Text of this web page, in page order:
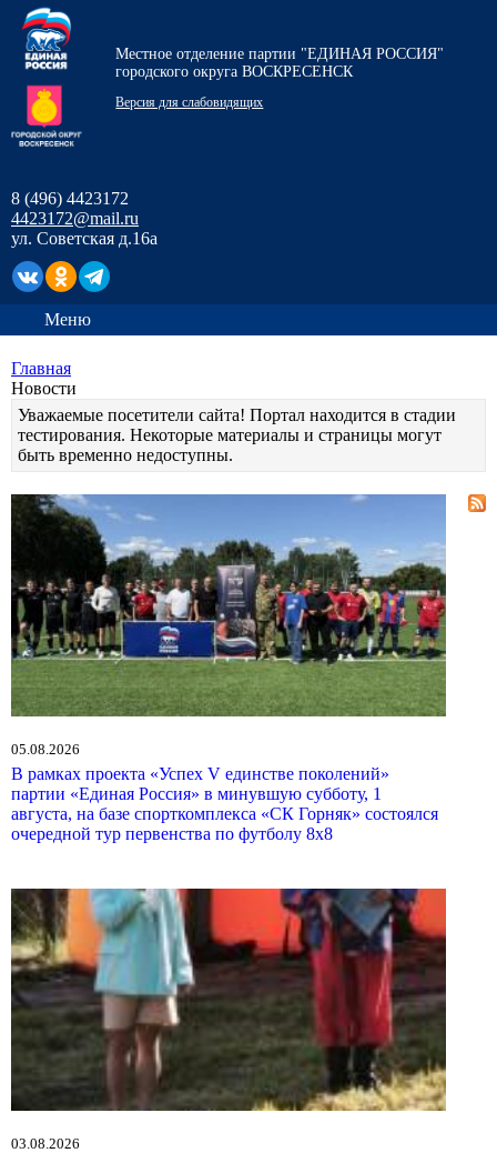
Местное отделение партии "ЕДИНАЯ РОССИЯ"
городского округа ВОСКРЕСЕНСК
Версия для слабовидящих
8 (496) 4423172
4423172@mail.ru
ул. Советская д.16а
Меню
Главная
Новости
Уважаемые посетители сайта! Портал находится в стадии
тестирования. Некоторые материалы и страницы могут
быть временно недоступны.
05.08.2026
В рамках проекта «Успех V единстве поколений»
партии «Единая Россия» в минувшую субботу, 1
августа, на базе спорткомплекса «СК Горняк» состоялся
очередной тур первенства по футболу 8х8
03.08.2026